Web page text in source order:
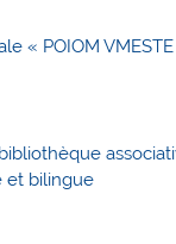
« POIOM
et bilingue